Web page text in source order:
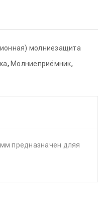
молниезащита
, Молниеприёмник,
предназначен дляя